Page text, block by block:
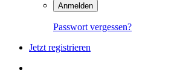
Anmelden
Passwort vergessen?
Jetzt registrieren